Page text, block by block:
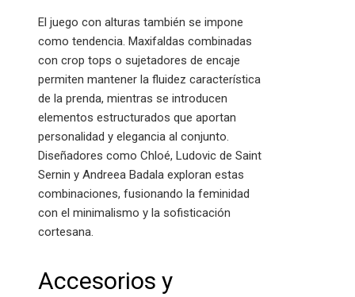
El juego con alturas también se impone
como tendencia. Maxifaldas combinadas
con crop tops o sujetadores de encaje
permiten mantener la fluidez característica
de la prenda, mientras se introducen
elementos estructurados que aportan
personalidad y elegancia al conjunto.
Diseñadores como Chloé, Ludovic de Saint
Sernin y Andreea Badala exploran estas
combinaciones, fusionando la feminidad
con el minimalismo y la sofisticación
cortesana.
Accesorios y